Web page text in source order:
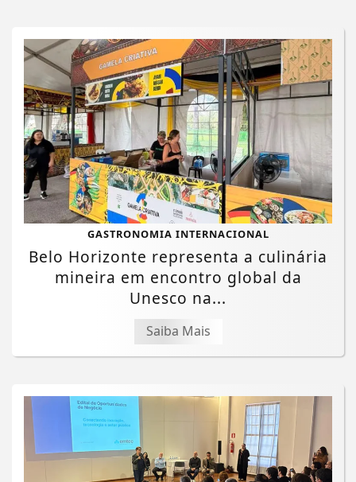
GASTRONOMIA INTERNACIONAL
Belo Horizonte representa a culinária
mineira em encontro global da
Unesco na...
Saiba Mais